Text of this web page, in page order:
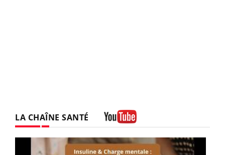
LA CHAÎNE SANTÉ